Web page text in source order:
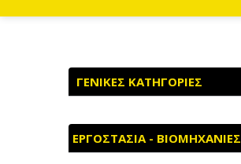
ΓΕΝΙΚΕΣ ΚΑΤΗΓΟΡΙΕΣ
ΑΓΡΟΤΙΚΑ - ΚΤΗΝΟΤΡΟΦΙΚΑ
ΑΘΛΗΤΙΣΜΟΣ
ΕΡΓΟΣΤΑΣΙΑ - ΒΙΟΜΗΧΑΝΙΕΣ